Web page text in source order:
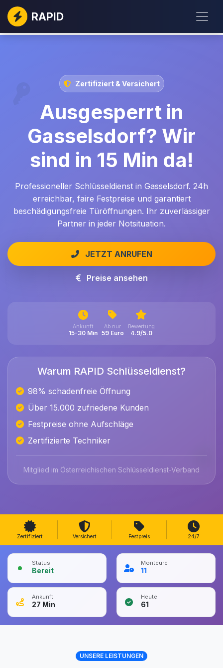
RAPID
Zertifiziert & Versichert
Ausgesperrt in
Gasselsdorf? Wir
sind in 15 Min da!
Professioneller Schlüsseldienst in Gasselsdorf. 24h
erreichbar, faire Festpreise und garantiert
beschädigungsfreie Türöffnungen. Ihr zuverlässiger
Partner in jeder Notsituation.
JETZT ANRUFEN
Preise ansehen
Ankunft
15-30 Min
Ab nur
59 Euro
Bewertung
4.9/5.0
Warum RAPID Schlüsseldienst?
98% schadenfreie Öffnung
Über 15.000 zufriedene Kunden
Festpreise ohne Aufschläge
Zertifizierte Techniker
Mitglied im Österreichischen Schlüsseldienst-Verband
Zertifiziert Versichert Festpreis 24/7
Status
Bereit
Monteure
11
Ankunft
27 Min
Heute
61
UNSERE LEISTUNGEN